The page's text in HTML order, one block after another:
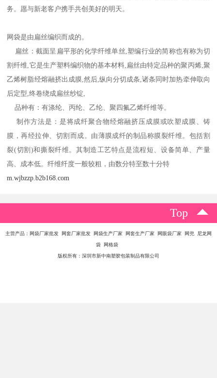
务。愿与新老客户携手共创美好的明天。
网袋是由扁丝编织而成的。
扁丝：截面呈扁平形的化学纤维单丝,塑编行业的简称也有称为切
割纤维,它是生产塑料编织物的基本材料,扁丝由特定品种的聚丙烯,聚
乙烯树脂经熔融挤出成膜,然后,纵向分切成条,诸条同时加热牵伸取向
后定型,终卷绕成扁丝纱锭,
品种有：有涤纶、丙纶、乙纶、聚四氟乙烯纤维等。
制作方法是：是将成纤聚合物经熔融挤压成膜或吹塑成膜、铸
膜，再经拉伸、切割而成。由薄膜成纤的制品称膜裂纤维。包括割
裂(切割)和撕裂纤维。其制造工艺特点是流程短、设备简单、产量
高、成本低。纤维纤度一般较粗，由数分特至数十分特
m.wjbzzp.b2b168.com
Top
主营产品：网袋厂家批发 网套厂家批发 网袋生产厂家 网套生产厂家 网眼袋厂家 网兜 尼龙网
袋 网格袋
版权所有：深圳市新中南塑胶包装制品有限公司